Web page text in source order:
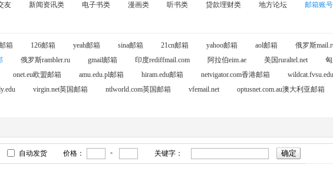
友 新闻资讯类 电子书类 漫画类 听书类 贷款理财类 地方论坛 邮箱账号
箱 126邮箱 yeah邮箱 sina邮箱 21cn邮箱 yahoo邮箱 aol邮箱 俄罗斯
俄罗斯rambler.ru gmail邮箱 印度rediffmail.com 阿拉伯eim.ae 美国ruraltel.net
onet.eu欧盟邮箱 amu.edu.pl邮箱 hiram.edu邮箱 netvigator.com香港邮箱 wildcat.fvsu.edu
virgin.net英国邮箱 ntlworld.com英国邮箱 vfemail.net optusnet.com.au澳大利亚邮箱
自动发货 价格： - 关键字：